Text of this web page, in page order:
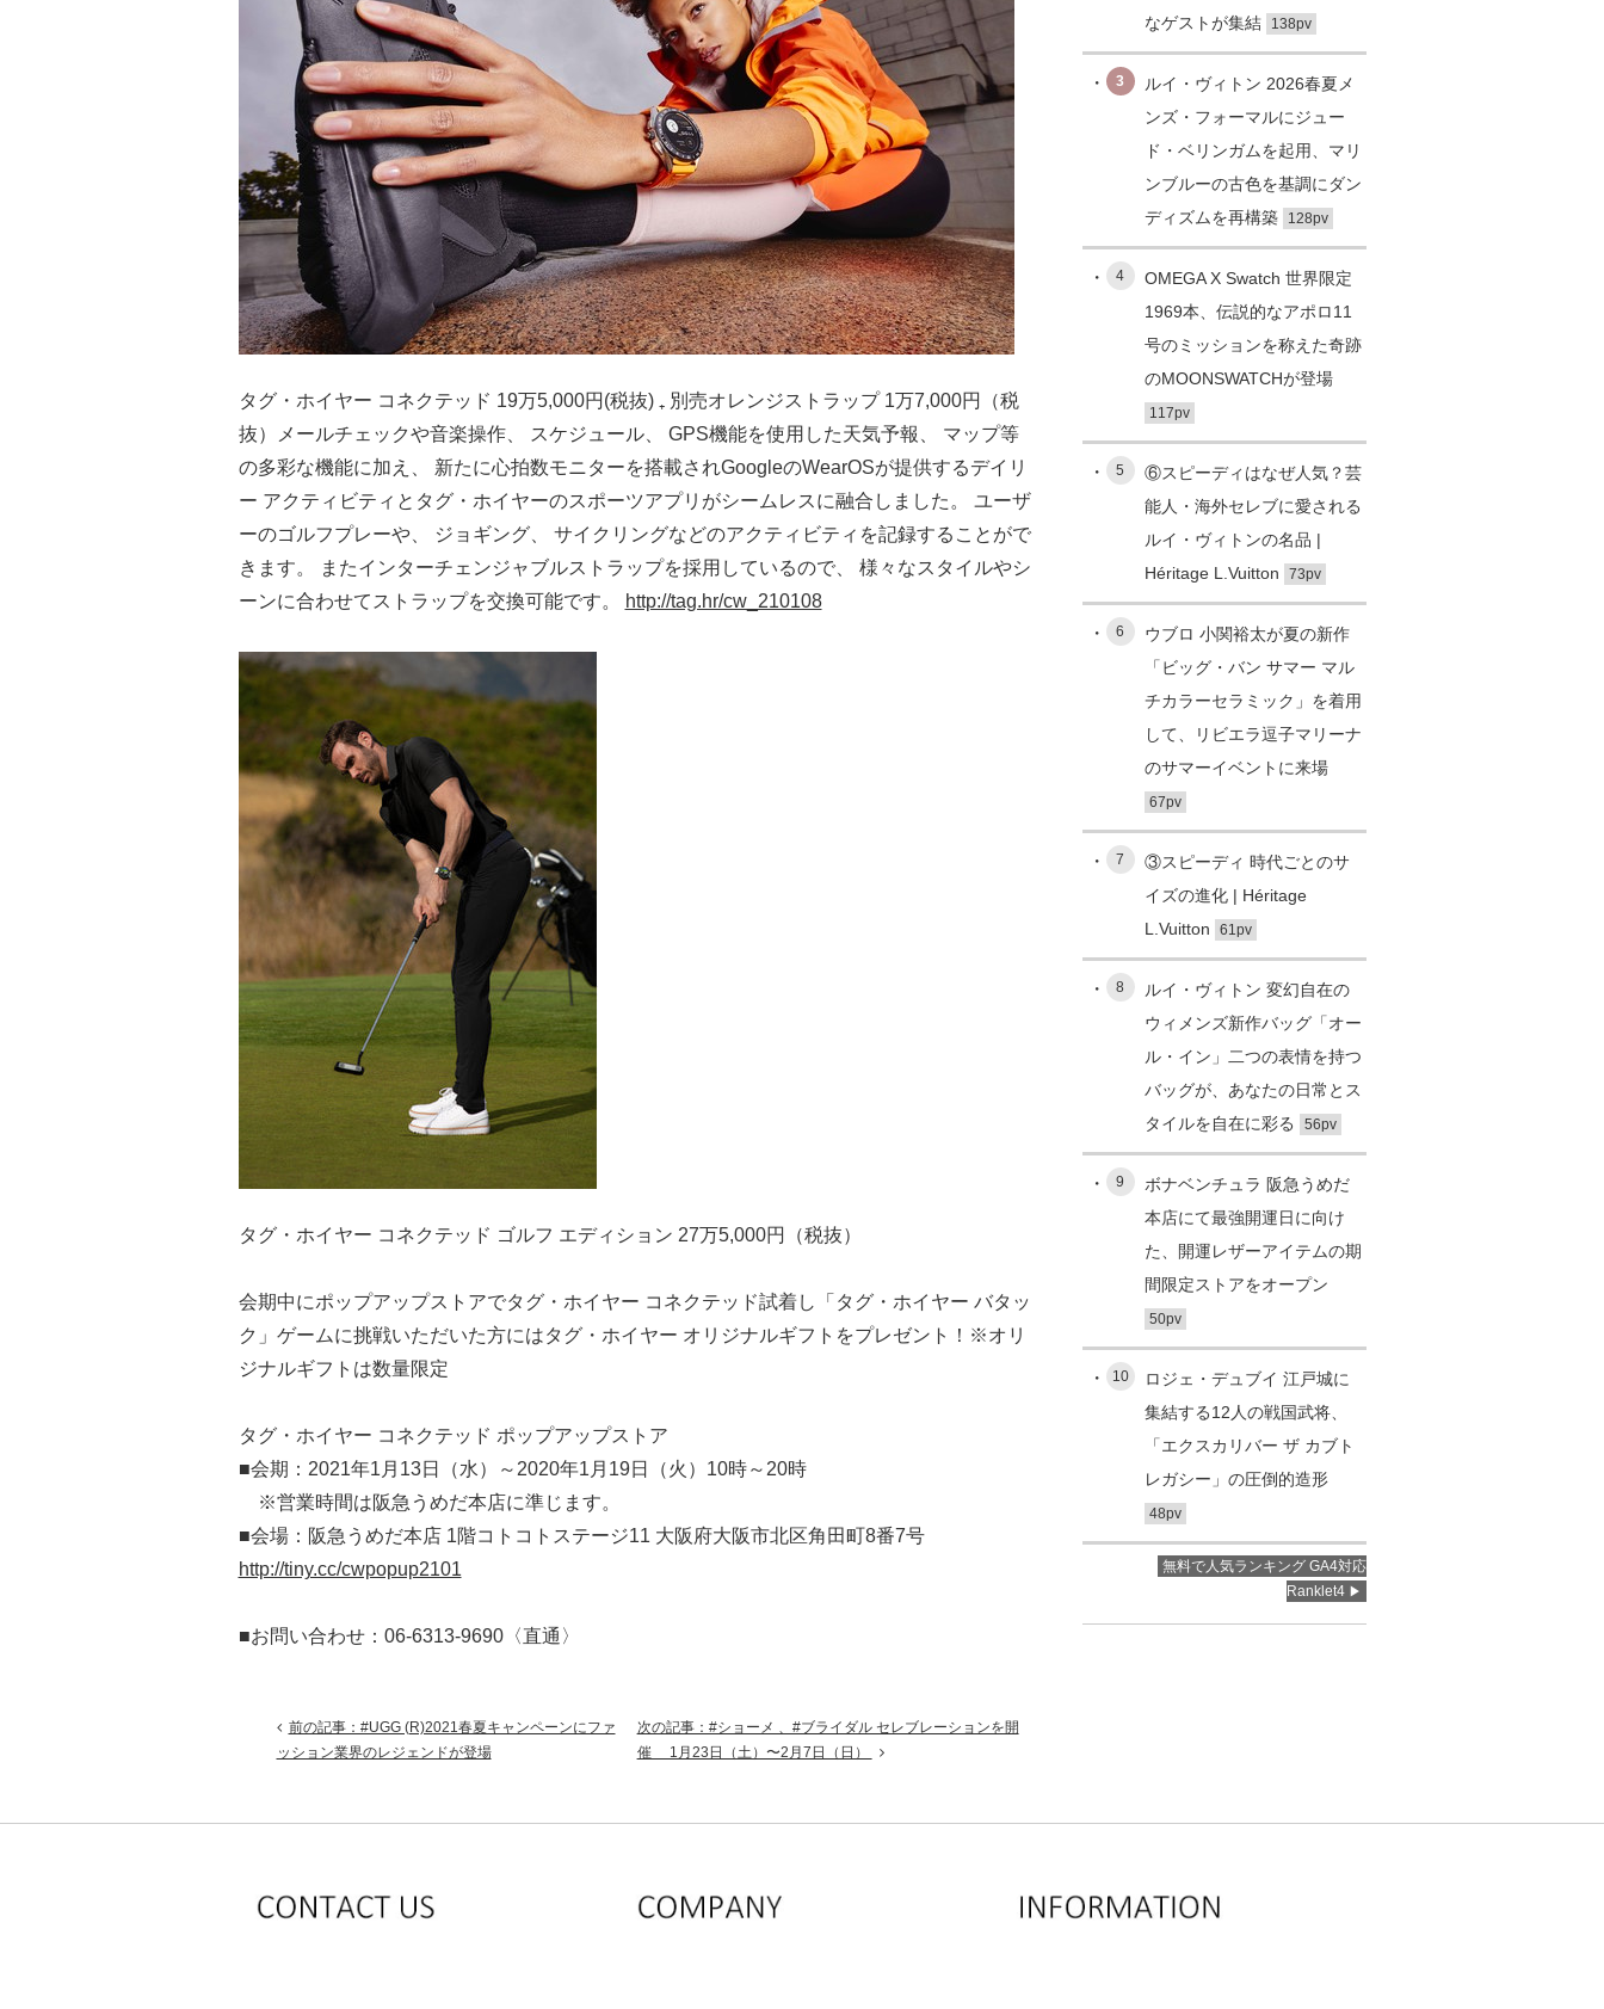
タグ・ホイヤー コネクテッド 19万5,000円(税抜) ₊ 別売オレンジストラップ 1万7,000円（税
抜）メールチェックや音楽操作、 スケジュール、 GPS機能を使用した天気予報、 マップ等
の多彩な機能に加え、 新たに心拍数モニターを搭載されGoogleのWearOSが提供するデイリ
ー アクティビティとタグ・ホイヤーのスポーツアプリがシームレスに融合しました。 ユーザ
ーのゴルフプレーや、 ジョギング、 サイクリングなどのアクティビティを記録することがで
きます。 またインターチェンジャブルストラップを採用しているので、 様々なスタイルやシ
ーンに合わせてストラップを交換可能です。
http://tag.hr/cw_210108
タグ・ホイヤー コネクテッド ゴルフ エディション 27万5,000円（税抜）
会期中にポップアップストアでタグ・ホイヤー コネクテッド試着し「タグ・ホイヤー バタッ
ク」ゲームに挑戦いただいた方にはタグ・ホイヤー オリジナルギフトをプレゼント！※オリ
ジナルギフトは数量限定
タグ・ホイヤー コネクテッド ポップアップストア
■会期：2021年1月13日（水）～2020年1月19日（火）10時～20時
※営業時間は阪急うめだ本店に準じます。
■会場：阪急うめだ本店 1階コトコトステージ11 大阪府大阪市北区角田町8番7号
http://tiny.cc/cwpopup2101
■お問い合わせ：06-6313-9690〈直通〉
前の記事：#UGG (R)2021春夏キャンペーンにファ
ッション業界のレジェンドが登場
次の記事：#ショーメ 、#ブライダル セレブレーションを開
催 1月23日（土）〜2月7日（日）
なゲストが集結
138pv
3
ルイ・ヴィトン 2026春夏メ
ンズ・フォーマルにジュー
ド・ベリンガムを起用、マリ
ンブルーの古色を基調にダン
ディズムを再構築
128pv
4
OMEGA X Swatch 世界限定
1969本、伝説的なアポロ11
号のミッションを称えた奇跡
のMOONSWATCHが登場
117pv
5
⑥スピーディはなぜ人気？芸
能人・海外セレブに愛される
ルイ・ヴィトンの名品 |
Héritage L.Vuitton
73pv
6
ウブロ 小関裕太が夏の新作
「ビッグ・バン サマー マル
チカラーセラミック」を着用
して、リビエラ逗子マリーナ
のサマーイベントに来場
67pv
7
③スピーディ 時代ごとのサ
イズの進化 | Héritage
L.Vuitton
61pv
8
ルイ・ヴィトン 変幻自在の
ウィメンズ新作バッグ「オー
ル・イン」二つの表情を持つ
バッグが、あなたの日常とス
タイルを自在に彩る
56pv
9
ボナベンチュラ 阪急うめだ
本店にて最強開運日に向け
た、開運レザーアイテムの期
間限定ストアをオープン
50pv
10
ロジェ・デュブイ 江戸城に
集結する12人の戦国武将、
「エクスカリバー ザ カブト
レガシー」の圧倒的造形
48pv
無料で人気ランキング GA4対応
Ranklet4